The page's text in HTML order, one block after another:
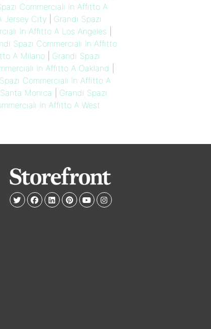
Commerciali In Affitto A
Jersey City
Grandi Spazi
In Affitto A Los Angeles
Spazi Commerciali In Affitto
A Milano| Grandi Spazi
In Affitto A Oakland
Commerciali In Affitto A
Monica
Grandi Spazi
In Affitto A West